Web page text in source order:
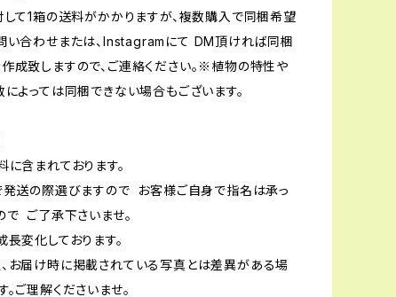
して1箱の送料がかかりますが、複数購入で同梱希望
い合わせまたは、Instagramにて DM頂ければ同梱
成致しますので、ご連絡ください。※植物の特性や
によっては同梱できない場合もございます。
に含まれております。
発送の際選びますので お客様ご自身で指名は承っ
で ご了承下さいませ。
長変化しております。
お届け時に掲載されている写真とは差異がある場
ご理解くださいませ。